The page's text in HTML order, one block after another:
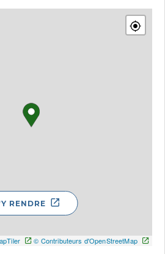
© Contributeurs d'OpenStreetMap
RENDRE